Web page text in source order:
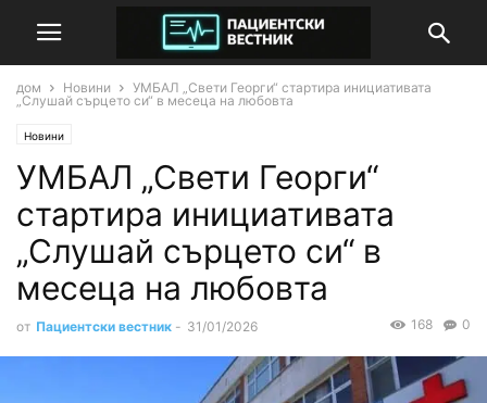
дом Новини
УМБАЛ „Свети Георги“ стартира инициативата
„Слушай сърцето си“ в месеца на любовта
Новини
УМБАЛ „Свети Георги“
стартира инициативата
„Слушай сърцето си“ в
месеца на любовта
от Пациентски вестник - 31/01/2026 0
168